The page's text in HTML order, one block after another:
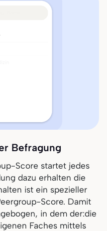
Befragung
Score startet jedes
dazu erhalten die
ist ein spezieller
Score. Damit
in dem der:die
Faches mittels